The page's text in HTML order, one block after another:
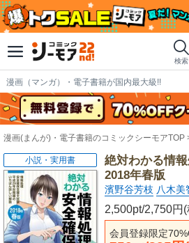
検索
漫画（マンガ）・電子書籍が国内最大級!!
漫画(まんが)・電子書籍のコミックシーモアTOP
絶対わかる情
2018年春版
濱野谷芳枝 八木美
2,500pt/2,750円
会員登録限定
小説・実用書